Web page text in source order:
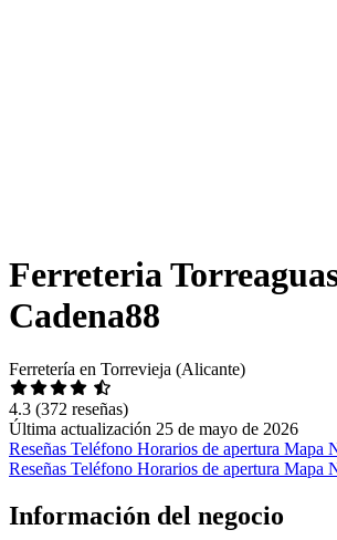
Ferreteria
Cadena88
Ferretería en Torrevieja (Alicante)
4.3 (372 reseñas)
Última actualización 25 de mayo de 2026
Reseñas Teléfono Horarios de apertura Mapa
Reseñas Teléfono Horarios de apertura Mapa
Información del negocio